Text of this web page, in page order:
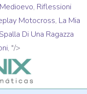
, Riflessioni
Motocross, La Mia
Di Una Ragazza
, "/>